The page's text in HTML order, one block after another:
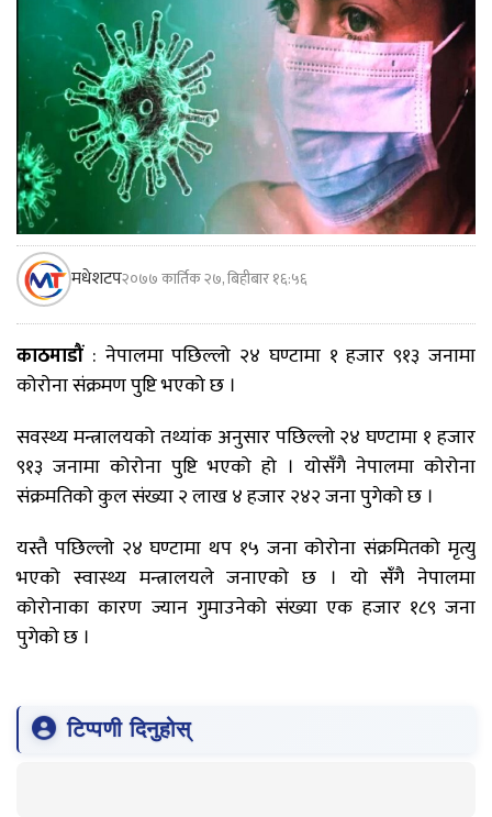
मधेशटप२०७७ कार्तिक २७, बिहीबार १६:५६
काठमाडौं : नेपालमा पछिल्लो २४ घण्टामा १ हजार ९१३ जनामा
कोरोना संक्रमण पुष्टि भएको छ ।
सवस्थ्य मन्त्रालयको तथ्यांक अनुसार पछिल्लो २४ घण्टामा १ हजार
९१३ जनामा कोरोना पुष्टि भएको हो । योसँगै नेपालमा कोरोना
संक्रमतिको कुल संख्या २ लाख ४ हजार २४२ जना पुगेको छ ।
यस्तै पछिल्लो २४ घण्टामा थप १५ जना कोरोना संक्रमितको मृत्यु
भएको स्वास्थ्य मन्त्रालयले जनाएको छ । यो संँगै नेपालमा
कोरोनाका कारण ज्यान गुमाउनेको संख्या एक हजार १८९ जना
पुगेको छ ।
टिप्पणी दिनुहोस्